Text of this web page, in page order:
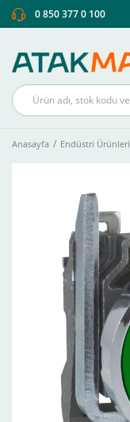
0 850 377 0 100
Anasayfa Endüstri Ürünleri